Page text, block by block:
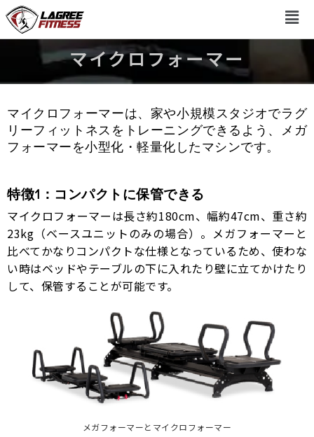
マイクロフォーマー
マイクロフォーマーは、家や小規模スタジオでラグ
リーフィットネスをトレーニングできるよう、メガ
フォーマーを小型化・軽量化したマシンです。
特徴1：コンパクトに保管できる
マイクロフォーマーは長さ約180cm、幅約47cm、重さ約
23kg（ベースユニットのみの場合）。メガフォーマーと
比べてかなりコンパクトな仕様となっているため、使わな
い時はベッドやテーブルの下に入れたり壁に立てかけたり
して、保管することが可能です。
メガフォーマーとマイクロフォーマー